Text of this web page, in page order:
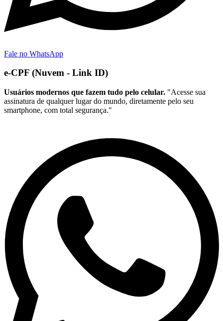
Fale no WhatsApp
e-CPF (Nuvem - Link ID)
Usuários modernos que fazem tudo pelo celular. "Acesse sua
assinatura de qualquer lugar do mundo, diretamente pelo seu
smartphone, com total segurança."